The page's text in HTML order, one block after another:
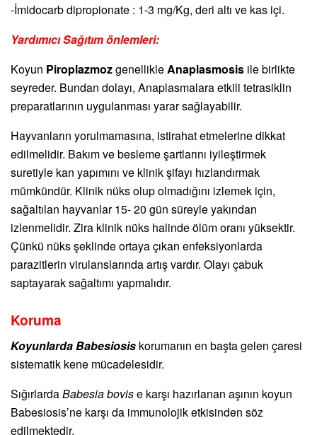
-İmidocarb dipropionate : 1-3 mg/Kg, deri altı ve kas içi.
Yardımıcı Sağıtım önlemleri:
Koyun PiroplazmozgenellikleAnaplasmosis ile birlikte
seyreder. Bundan dolayı, Anaplasmalara etkili tetrasiklin
preparatlarının uygulanması yarar sağlayabilir.
Hayvanların yorulmamasına, istirahat etmelerine dikkat
edilmelidir. Bakım ve besleme şartlarını iyileştirmek
suretiyle kan yapımını ve klinik şifayı hızlandırmak
mümkündür. Klinik nüks olup olmadığını izlemek için,
sağaltılan hayvanlar 15- 20 gün süreyle yakından
izlenmelidir. Zira klinik nüks halinde ölüm oranı yüksektir.
Çünkü nüks şeklinde ortaya çıkan enfeksiyonlarda
parazitlerin virulanslarında artış vardır. Olayı çabuk
saptayarak sağaltımı yapmalıdır.
Koruma
Koyunlarda Babesiosis korumanın en başta gelen çaresi
sistematik kene mücadelesidir.
SığırlardaBabesia bovise karşı hazırlanan aşının koyun
Babesiosis’ne karşı da immunolojik etkisinden söz
edilmektedir.